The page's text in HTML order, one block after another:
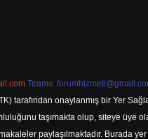
Teams:
tarafından onaylanmış bir Yer
taşımakta olup, siteye
paylaşılmaktadır.